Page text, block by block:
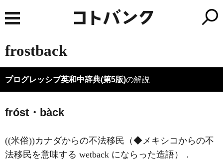
frostback
プログレッシブ英和中辞典(第5版)の解説
fróst・bàck
((米俗))カナダからの不法移民（◆メキシコからの不
法移民を意味する wetback にならった造語）
．